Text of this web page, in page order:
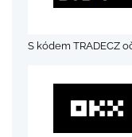
S kódem TRADECZ